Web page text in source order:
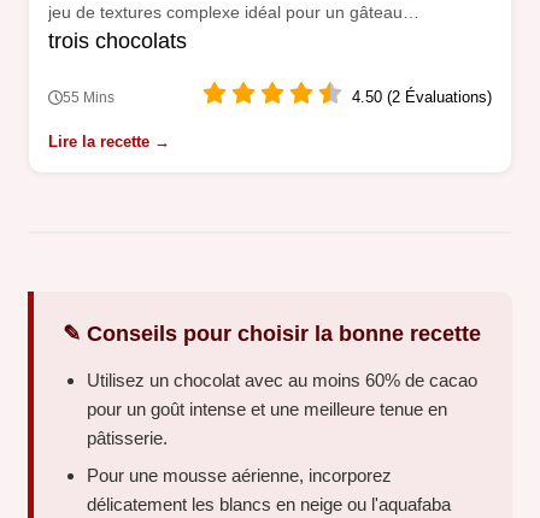
jeu de textures complexe idéal pour un gâteau
d'anniversaire.
trois chocolats
55 Mins 4.50 (2 Évaluations)
Lire la recette →
✎ Conseils pour choisir la bonne recette
Utilisez un chocolat avec au moins 60% de cacao
pour un goût intense et une meilleure tenue en
pâtisserie.
Pour une mousse aérienne, incorporez
délicatement les blancs en neige ou l'aquafaba